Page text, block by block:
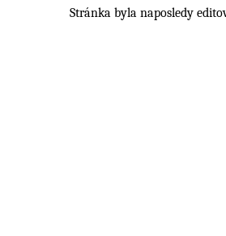
Stránka byla naposledy